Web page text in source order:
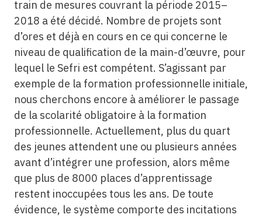
train de mesures couvrant la période 2015–
2018 a été décidé. Nombre de projets sont
d’ores et déjà en cours en ce qui concerne le
niveau de qualification de la main-d’œuvre, pour
lequel le Sefri est compétent. S’agissant par
exemple de la formation professionnelle initiale,
nous cherchons encore à améliorer le passage
de la scolarité obligatoire à la formation
professionnelle. Actuellement, plus du quart
des jeunes attendent une ou plusieurs années
avant d’intégrer une profession, alors même
que plus de 8000 places d’apprentissage
restent inoccupées tous les ans. De toute
évidence, le système comporte des incitations